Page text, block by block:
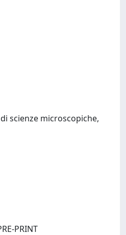
scienze microscopiche,
PRINT